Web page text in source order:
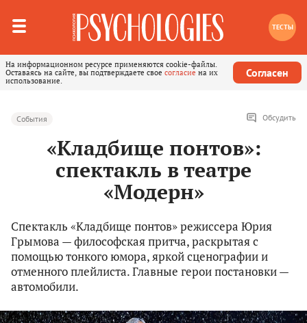
ТЕСТЫ
На информационном ресурсе применяются cookie-файлы.
Оставаясь на сайте, вы подтверждаете свое согласие на их
использование.
Согласен
События Обсудить
«Кладбище понтов»:
спектакль в театре
«Модерн»
Спектакль «Кладбище понтов» режиссера Юрия
Грымова — философская притча, раскрытая с
помощью тонкого юмора, яркой сценографии и
отменного плейлиста. Главные герои постановки —
автомобили.